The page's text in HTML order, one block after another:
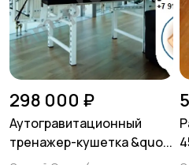
298 000 ₽
Аутогравитационный
тренажер-кушетка &quo...